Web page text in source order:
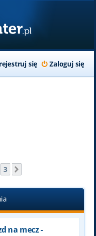
Zaloguj się
się
3
na mecz -